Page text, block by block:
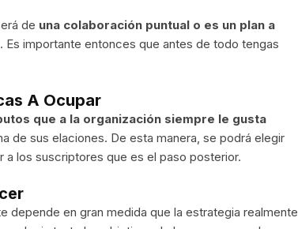
de una colaboración puntual o es un plan a
Es importante entonces que antes de todo tengas
A Ocupar
que a la organización siempre le gusta
de sus elaciones. De esta manera, se podrá elegir
a los suscriptores que es el paso posterior.
depende en gran medida que la estrategia realmente